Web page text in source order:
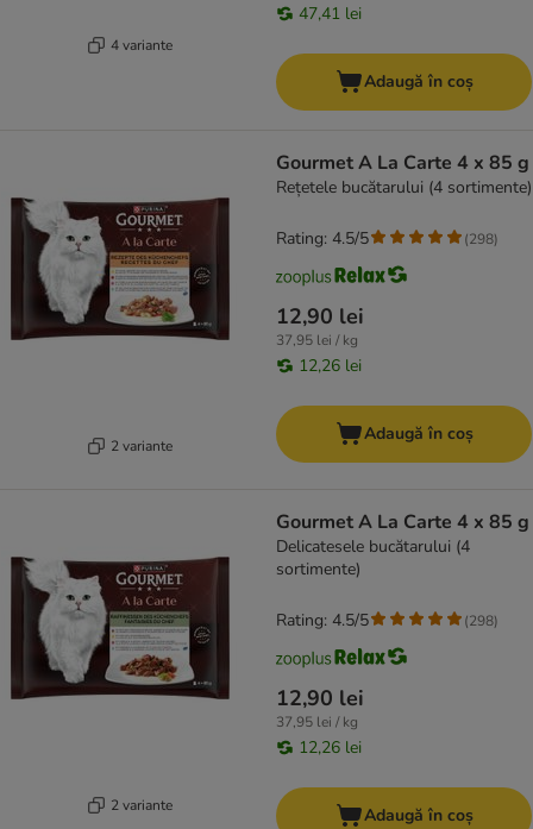
4 variante
47,41 lei
Adaugă în coș
2 variante
Gourmet A La Carte 4 x 85 g
Rețetele bucătarului (4 sortimente)
12,90 lei
37,95 lei / kg
12,26 lei
Rating: 4.5/5 (298)
Adaugă în coș
2 variante
Gourmet A La Carte 4 x 85 g
Delicatesele bucătarului (4
sortimente)
12,90 lei
37,95 lei / kg
12,26 lei
Rating: 4.5/5 (298)
Adaugă în coș